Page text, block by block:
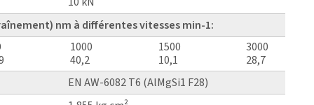
nm à différentes vitesses min-1:
1000
40,2
1500
10,1
3000
28,7
EN AW-6082 T6 (AlMgSi1 F28)